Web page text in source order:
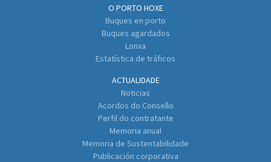
O PORTO HOXE
Buques en porto
Buques agardados
Lonxa
Estatística de tráficos
ACTUALIDADE
Noticias
Acordos do Consello
Perfil do contratante
Memoria anual
Memoria de Sustentabilidade
Publicación corporativa